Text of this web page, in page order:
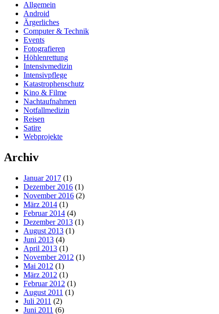
Allgemein
Android
Ärgerliches
Computer & Technik
Events
Fotografieren
Höhlenrettung
Intensivmedizin
Intensivpflege
Katastrophenschutz
Kino & Filme
Nachtaufnahmen
Notfallmedizin
Reisen
Satire
Webprojekte
Archiv
Januar 2017 (1)
Dezember 2016 (1)
November 2016 (2)
März 2014 (1)
Februar 2014 (4)
Dezember 2013 (1)
August 2013 (1)
Juni 2013 (4)
April 2013 (1)
November 2012 (1)
Mai 2012 (1)
März 2012 (1)
Februar 2012 (1)
August 2011 (1)
Juli 2011 (2)
Juni 2011 (6)